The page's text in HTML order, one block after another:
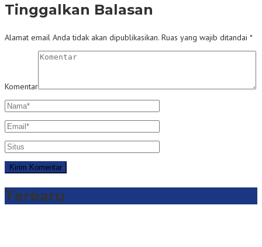
Tinggalkan Balasan
Alamat email Anda tidak akan dipublikasikan. Ruas yang wajib ditandai *
Komentar
Terbaru